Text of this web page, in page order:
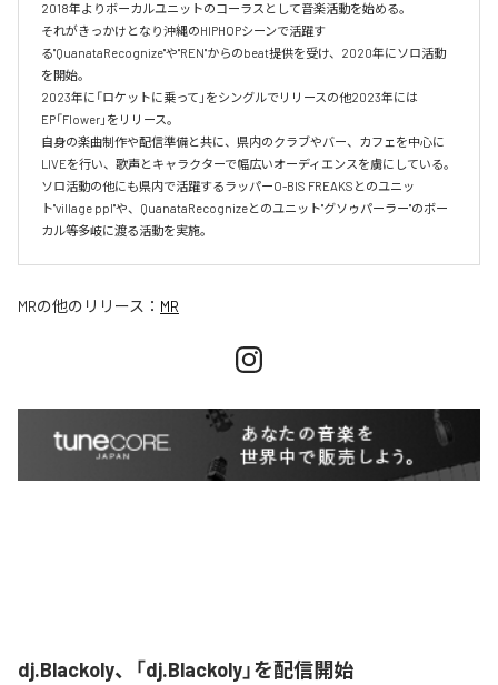
2018年よりボーカルユニットのコーラスとして音楽活動を始める。
それがきっかけとなり沖縄のHIPHOPシーンで活躍す
る"QuanataRecognize"や"REN"からのbeat提供を受け、2020年にソロ活動
を開始。
2023年に「ロケットに乗って」をシングルでリリースの他2023年には
EP「Flower」をリリース。
自身の楽曲制作や配信準備と共に、県内のクラブやバー、カフェを中心に
LIVEを行い、歌声とキャラクターで幅広いオーディエンスを虜にしている。
ソロ活動の他にも県内で活躍するラッパーO-BIS FREAKSとのユニッ
ト"village ppl"や、QuanataRecognizeとのユニット"グソゥパーラー"のボー
カル等多岐に渡る活動を実施。
MRの他のリリース： MR
dj.Blackoly、「dj.Blackoly」を配信開始